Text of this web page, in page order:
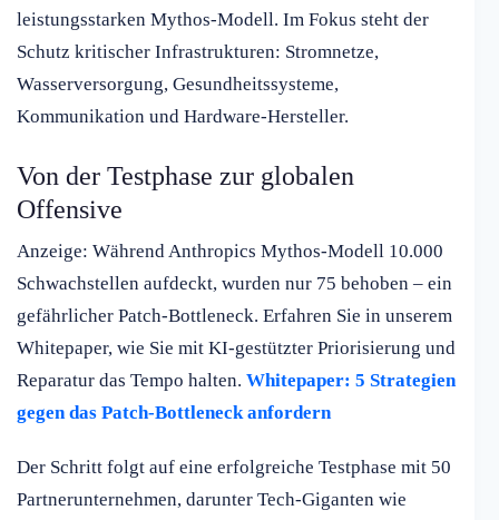
leistungsstarken Mythos-Modell. Im Fokus steht der
Schutz kritischer Infrastrukturen: Stromnetze,
Wasserversorgung, Gesundheitssysteme,
Kommunikation und Hardware-Hersteller.
Von der Testphase zur globalen
Offensive
Anzeige: Während Anthropics Mythos-Modell 10.000
Schwachstellen aufdeckt, wurden nur 75 behoben – ein
gefährlicher Patch-Bottleneck. Erfahren Sie in unserem
Whitepaper, wie Sie mit KI-gestützter Priorisierung und
Reparatur das Tempo halten. Whitepaper: 5 Strategien
gegen das Patch-Bottleneck anfordern
Der Schritt folgt auf eine erfolgreiche Testphase mit 50
Partnerunternehmen, darunter Tech-Giganten wie